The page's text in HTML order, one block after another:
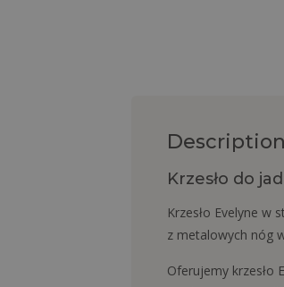
Description
Krzesło do
Krzesło Evelyne w
z metalowych nóg
Oferujemy krzesło